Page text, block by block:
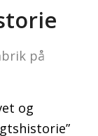
på
og